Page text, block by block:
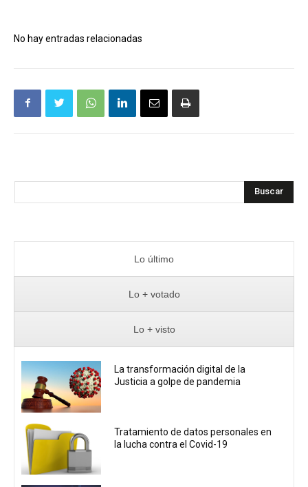
No hay entradas relacionadas
Buscar
Lo último
Lo + votado
Lo + visto
La transformación digital de la
Justicia a golpe de pandemia
Tratamiento de datos personales en
la lucha contra el Covid-19